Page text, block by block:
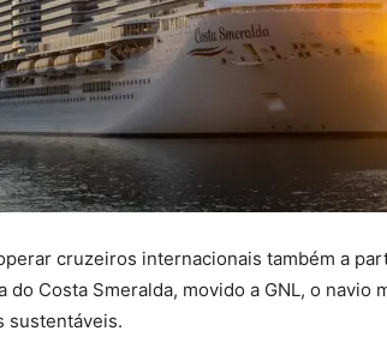
cruzeiros internacionais também a
do Costa Smeralda, movido a GNL, o navio
sustentáveis.